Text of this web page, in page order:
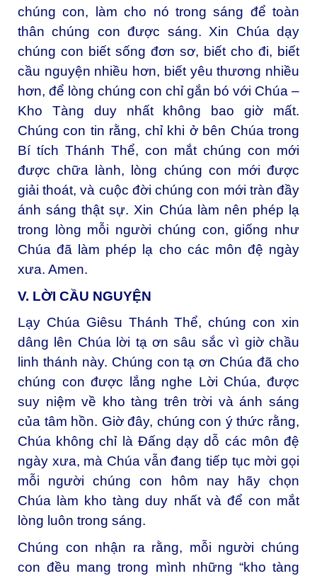
chúng con, làm cho nó trong sáng để toàn
thân chúng con được sáng. Xin Chúa dạy
chúng con biết sống đơn sơ, biết cho đi, biết
cầu nguyện nhiều hơn, biết yêu thương nhiều
hơn, để lòng chúng con chỉ gắn bó với Chúa –
Kho Tàng duy nhất không bao giờ mất.
Chúng con tin rằng, chỉ khi ở bên Chúa trong
Bí tích Thánh Thể, con mắt chúng con mới
được chữa lành, lòng chúng con mới được
giải thoát, và cuộc đời chúng con mới tràn đầy
ánh sáng thật sự. Xin Chúa làm nên phép lạ
trong lòng mỗi người chúng con, giống như
Chúa đã làm phép lạ cho các môn đệ ngày
xưa. Amen.
V. LỜI CẦU NGUYỆN
Lạy Chúa Giêsu Thánh Thể, chúng con xin
dâng lên Chúa lời tạ ơn sâu sắc vì giờ chầu
linh thánh này. Chúng con tạ ơn Chúa đã cho
chúng con được lắng nghe Lời Chúa, được
suy niệm về kho tàng trên trời và ánh sáng
của tâm hồn. Giờ đây, chúng con ý thức rằng,
Chúa không chỉ là Đấng dạy dỗ các môn đệ
ngày xưa, mà Chúa vẫn đang tiếp tục mời gọi
mỗi người chúng con hôm nay hãy chọn
Chúa làm kho tàng duy nhất và để con mắt
lòng luôn trong sáng.
Chúng con nhận ra rằng, mỗi người chúng
con đều mang trong mình những “kho tàng